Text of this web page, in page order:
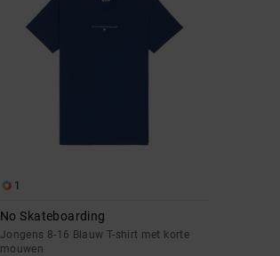
1
No Skateboarding
Jongens 8-16 Blauw T-shirt met korte
mouwen